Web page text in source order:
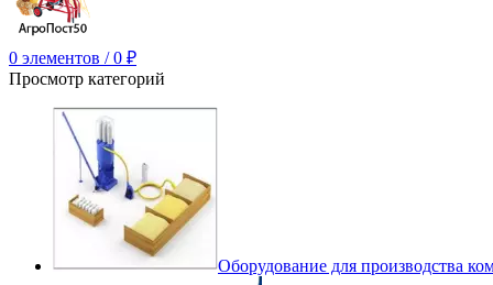
0 элементов / 0 ₽
Просмотр категорий
Оборудование для производства